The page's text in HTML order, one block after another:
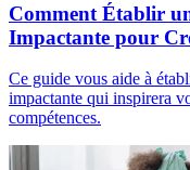
Comment Établir
Impactante pour
Ce guide vous aide à
impactante qui inspirera
compétences.